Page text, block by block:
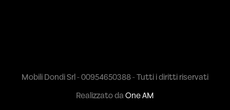
Mobili Dondi Srl - 00954650388 - Tutti i diritti riservati
Realizzato daOne AM